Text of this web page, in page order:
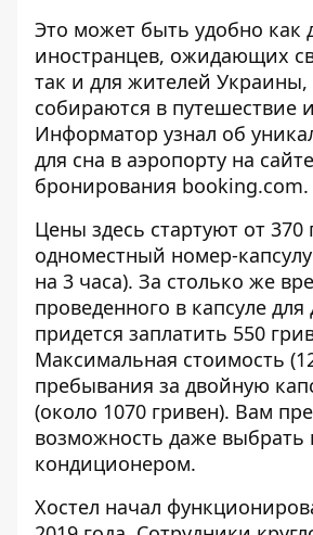
Это может быть удобно как
иностранцев, ожидающих
так и для жителей
собираются в путешествие
Информатор узнал об
для сна в аэропорту на сайте
бронирования booking.com.
Цены здесь стартуют от 370
одноместный номер-
на 3 часа). За столько же
проведенного в капсуле для
придется заплатить 550
Максимальная стоимость
пребывания за двойную
(около 1070 гривен). Вам
возможность даже выбрать
кондиционером.
Хостел начал